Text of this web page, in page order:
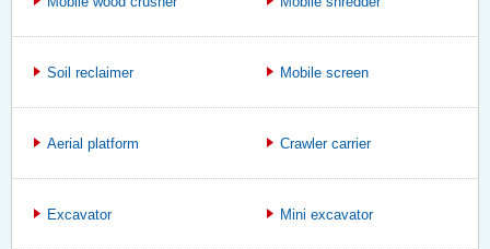
Soil reclaimer Mobile screen
Aerial platform Crawler carrier
Excavator Mini excavator